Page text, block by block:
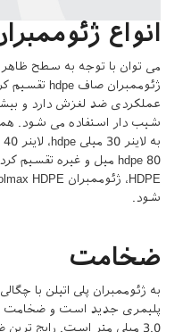
انواع
عملکردی ضد لغزش دارد و
شیب دار استفاده می شود.
شود.
ضخامت
به ژئوممبران پلی اتیلن با